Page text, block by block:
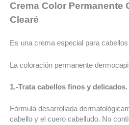
Crema Color Permanente
Clearé
Es una crema especial para
La coloración permanente
1.-Trata cabellos finos y delicados.
Fórmula desarrollada
cabello y el cuero cabelludo. No